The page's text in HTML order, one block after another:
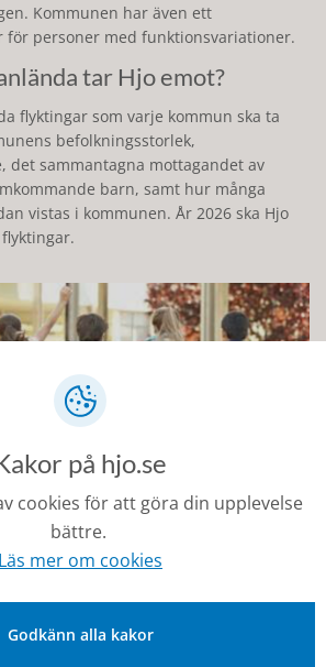
Kommunen har även ett
för personer med funktionsvariationer.
tar Hjo emot?
flyktingar som varje kommun ska ta
befolkningsstorlek,
det sammantagna mottagandet av
barn, samt hur många
vistas i kommunen. År 2026 ska Hjo
barn och ungdomar
till Sverige utan föräldrar eller
har varje kommun ett särskilt
på hjo.se
cookies för att göra din upplevelse
bättre.
Läs mer om cookies
Godkänn alla kakor